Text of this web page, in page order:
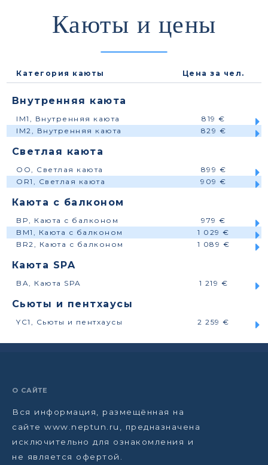
Каюты и цены
Категория каюты Цена за чел.
Внутренняя каюта
IM1, Внутренняя каюта
819 €
IM2, Внутренняя каюта
829 €
Светлая каюта
OO, Светлая каюта
899 €
OR1, Светлая каюта
909 €
Каюта с балконом
BP, Каюта с балконом
979 €
BM1, Каюта с балконом
1 029 €
BR2, Каюта с балконом
1 089 €
Каюта SPA
BA, Каюта SPA 1 219 €
Сьюты и пентхаусы
YC1, Сьюты и пентхаусы 2 259 €
О САЙТЕ
Вся информация, размещённая на
сайте www.neptun.ru, предназначена
исключительно для ознакомления и
не является офертой.